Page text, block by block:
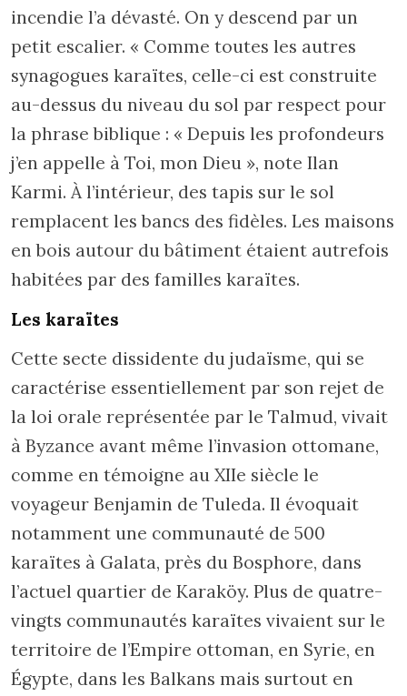
incendie l’a dévasté. On y descend par un
petit escalier. « Comme toutes les autres
synagogues karaïtes, celle-ci est construite
au-dessus du niveau du sol par respect pour
la phrase biblique : « Depuis les profondeurs
j’en appelle à Toi, mon Dieu », note Ilan
Karmi. À l’intérieur, des tapis sur le sol
remplacent les bancs des fidèles. Les maisons
en bois autour du bâtiment étaient autrefois
habitées par des familles karaïtes.
Les karaïtes
Cette secte dissidente du judaïsme, qui se
caractérise essentiellement par son rejet de
la loi orale représentée par le Talmud, vivait
à Byzance avant même l’invasion ottomane,
comme en témoigne au XIIe siècle le
voyageur Benjamin de Tuleda. Il évoquait
notamment une communauté de 500
karaïtes à Galata, près du Bosphore, dans
l’actuel quartier de Karaköy. Plus de quatre-
vingts communautés karaïtes vivaient sur le
territoire de l’Empire ottoman, en Syrie, en
Égypte, dans les Balkans mais surtout en